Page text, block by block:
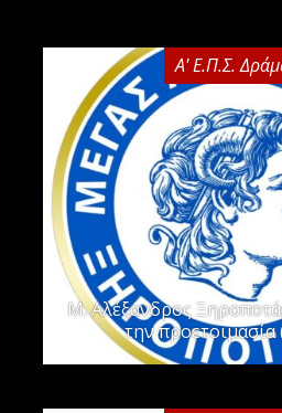
Α' Ε.Π.Σ.
Μ. Αλέξανδρος
την προετοιμασία